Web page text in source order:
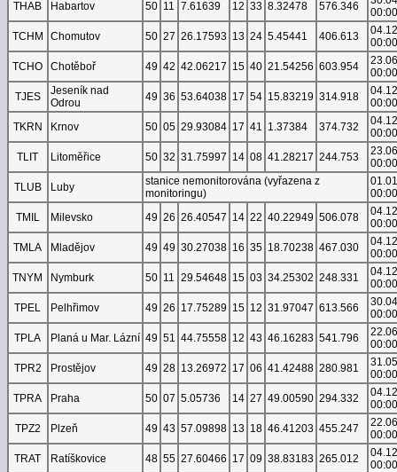
THAB
Habartov 50 11 7.61639 12 33 8.32478 576.346
00:00
TCHM
Chomutov 50 27 26.17593 13 24 5.45441 406.613
00:00
TCHO
Chotěboř 49 42 42.06217 15 40 21.54256 603.954
00:00
TJES
Jeseník nad
Odrou
49 36 53.64038 17 54 15.83219 314.918
00:00
TKRN
Krnov 50 05 29.93084 17 41 1.37384 374.732
00:00
TLIT
Litoměřice 50 32 31.75997 14 08 41.28217 244.753
00:00
TLUB
Luby
stanice nemonitorována (vyřazena z
monitoringu)
00:00
TMIL
Milevsko 49 26 26.40547 14 22 40.22949 506.078
00:00
TMLA
Mladějov 49 49 30.27038 16 35 18.70238 467.030
00:00
TNYM
Nymburk 50 11 29.54648 15 03 34.25302 248.331
00:00
TPEL
Pelhřimov 49 26 17.75289 15 12 31.97047 613.566
00:00
TPLA
Planá u Mar. Lázní 49 51 44.75558 12 43 46.16283 541.796
00:00
TPR2
Prostějov 49 28 13.26972 17 06 41.42488 280.981
00:00
TPRA
Praha 50 07 5.05736 14 27 49.00590 294.332
00:00
TPZ2
Plzeň 49 43 57.09898 13 18 46.41203 455.247
00:00
TRAT
Ratíškovice 48 55 27.60466 17 09 38.83183 265.012
00:00